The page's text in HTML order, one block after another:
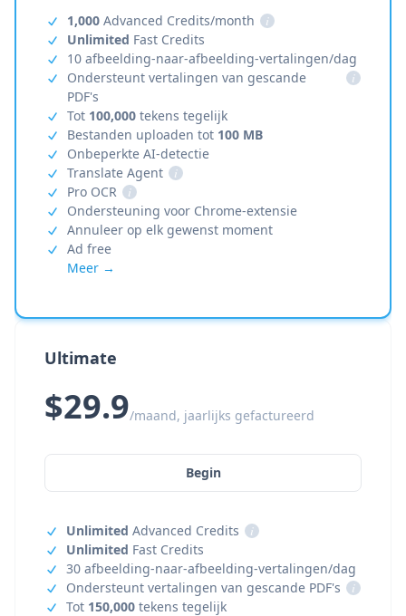
1,000 Advanced Credits/month
i
Unlimited Fast Credits
10 afbeelding-naar-afbeelding-vertalingen/dag
Ondersteunt vertalingen van gescande
PDF's
i
Tot 100,000 tekens tegelijk
Bestanden uploaden tot 100 MB
Onbeperkte AI-detectie
Translate Agent
i
Pro OCR
i
Ondersteuning voor Chrome-extensie
Annuleer op elk gewenst moment
Ad free
Meer →
Ultimate
$29.9/maand, jaarlijks gefactureerd
Begin
Unlimited Advanced Credits
i
Unlimited Fast Credits
30 afbeelding-naar-afbeelding-vertalingen/dag
Ondersteunt vertalingen van gescande PDF's
i
Tot 150,000 tekens tegelijk